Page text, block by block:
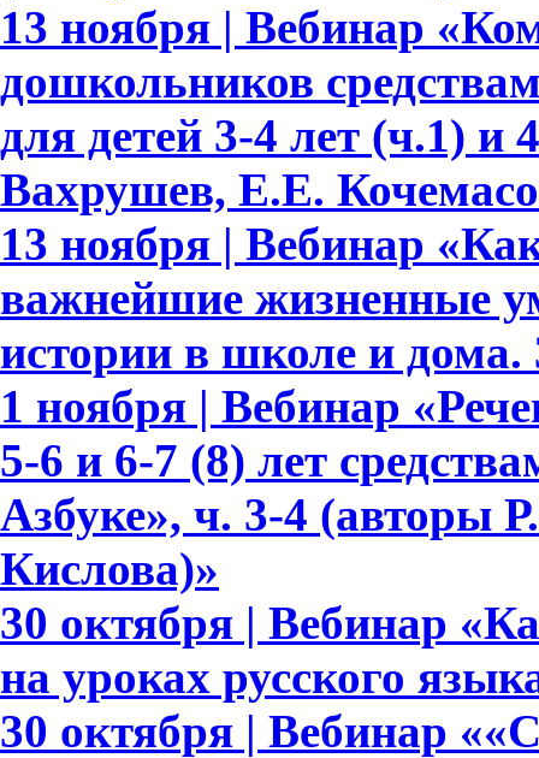
13 ноября | Вебинар
дошкольников
для детей 3-4 лет (ч.1)
Вахрушев, Е.Е.
13 ноября | Вебинар
важнейшие жизненные
истории в школе и дома.
1 ноября | Вебинар
5-6 и 6-7 (8) лет
Азбуке», ч. 3-4 (авторы
Кислова)»
30 октября | Вебинар
на уроках русского
30 октября | Вебинар